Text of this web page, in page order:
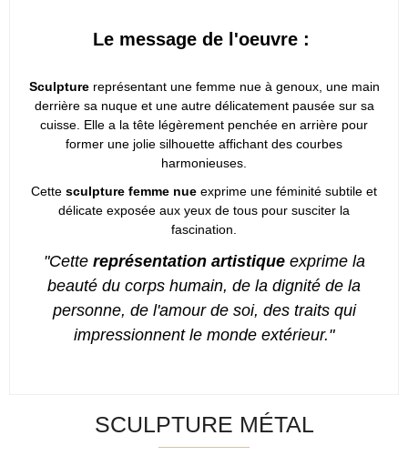
Le message de l'oeuvre :
Sculpturereprésentant une femme nue à genoux, une main
derrière sa nuque et une autre délicatement pausée sur sa
cuisse. Elle a la tête légèrement penchée en arrière pour
former une jolie silhouette affichant des courbes
harmonieuses.
Cette sculpture femme nue exprime une féminité subtile et
délicate exposée aux yeux de tous pour susciter la
fascination.
"Cette représentation artistique exprime la
beauté du corps humain, de la dignité de la
personne, de l'amour de soi, des traits qui
impressionnent le monde extérieur."
SCULPTURE MÉTAL